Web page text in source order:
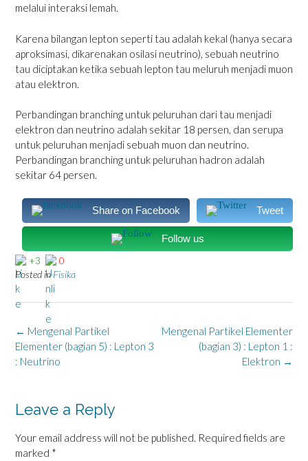
melalui interaksi lemah.
Karena bilangan lepton seperti tau adalah kekal (hanya secara
aproksimasi, dikarenakan osilasi neutrino), sebuah neutrino
tau diciptakan ketika sebuah lepton tau meluruh menjadi muon
atau elektron.
Perbandingan branching untuk peluruhan dari tau menjadi
elektron dan neutrino adalah sekitar 18 persen, dan serupa
untuk peluruhan menjadi sebuah muon dan neutrino.
Perbandingan branching untuk peluruhan hadron adalah
sekitar 64 persen.
Share on Facebook Tweet
Follow us
+3
0
Posted inFisika
Post
navigation
Mengenal Partikel Elementer
(bagian 3) : Lepton 1 :
Elektron →
← Mengenal Partikel
Elementer (bagian 5) : Lepton 3
: Neutrino
Leave a Reply
Your email address will not be published. Required fields are
marked *